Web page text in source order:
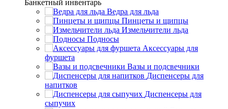
Банкетный инвентарь
Ведра для льда
Пинцеты и щипцы
Измельчители льда
Подносы
Аксессуары для
фуршета
Вазы и подсвечники
Диспенсеры для
напитков
Диспенсеры для
сыпучих